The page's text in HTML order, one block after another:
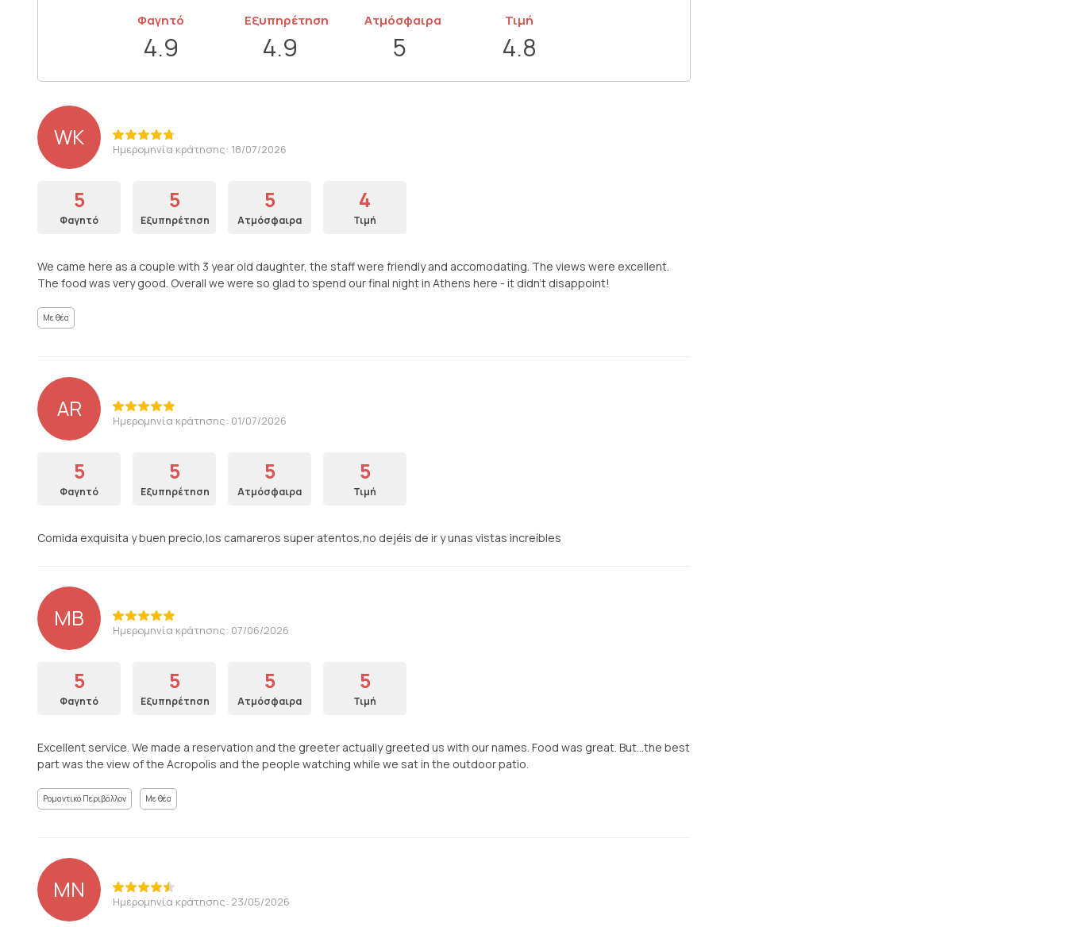
Φαγητό
4.9
Εξυπηρέτηση
4.9
Ατμόσφαιρα
5
Τιμή
4.8
WK Ημερομηνία κράτησης: 18/07/2026
5
Φαγητό
5
Εξυπηρέτηση
5
Ατμόσφαιρα
4
Τιμή
We came here as a couple with 3 year old daughter, the staff were friendly and accomodating. The views were excellent.
The food was very good. Overall we were so glad to spend our final night in Athens here - it didn’t disappoint!
Με θέα
AR Ημερομηνία κράτησης: 01/07/2026
5
Φαγητό
5
Εξυπηρέτηση
5
Ατμόσφαιρα
5
Τιμή
Comida exquisita y buen precio,los camareros super atentos,no dejéis de ir y unas vistas increíbles
MB Ημερομηνία κράτησης: 07/06/2026
5
Φαγητό
5
Εξυπηρέτηση
5
Ατμόσφαιρα
5
Τιμή
Excellent service. We made a reservation and the greeter actually greeted us with our names. Food was great. But...the best
part was the view of the Acropolis and the people watching while we sat in the outdoor patio.
Ρομαντικό Περιβάλλον Με θέα
MN Ημερομηνία κράτησης: 23/05/2026